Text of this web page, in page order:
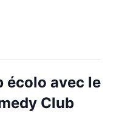
écolo avec le
Club